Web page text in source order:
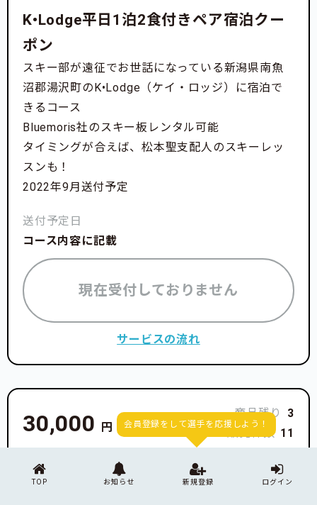
K•Lodge平日1泊2食付きペア宿泊クー
ポン
スキー部が遠征でお世話になっている新潟県南魚
沼郡湯沢町のK•Lodge（ケイ・ロッジ）に宿泊で
きるコース
Bluemoris社のスキー板レンタル可能
タイミングが合えば、松本聖支配人のスキーレッ
スンも！
2022年9月送付予定
送付予定日
コース内容に記載
現在受付しておりません
サービスの流れ
30,000 円
商品残り
3
販売件数 11
TOP お知らせ
会員登録をして選手を応援しよう！
新規登録 ログイン